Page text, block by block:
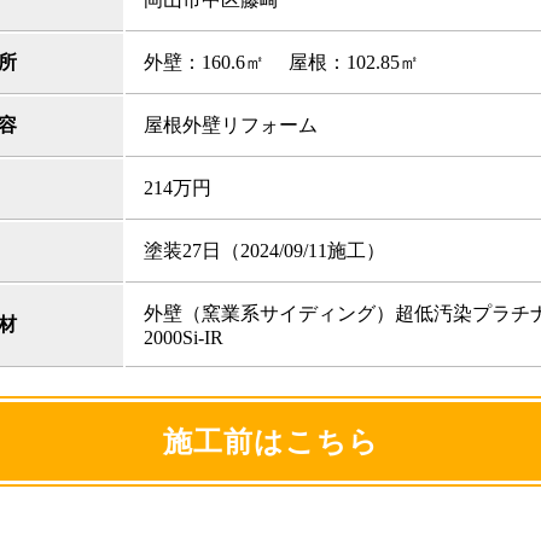
外壁：160.6㎡ 屋根：102.85㎡
屋根外壁リフォーム
214万円
塗装27日（2024/09/11施工）
外壁（窯業系サイディング）超低汚染プラチ
2000Si-IR
施工前はこちら